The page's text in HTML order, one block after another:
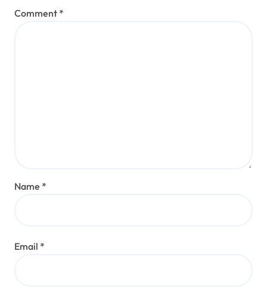
Comment *
Name *
Email *